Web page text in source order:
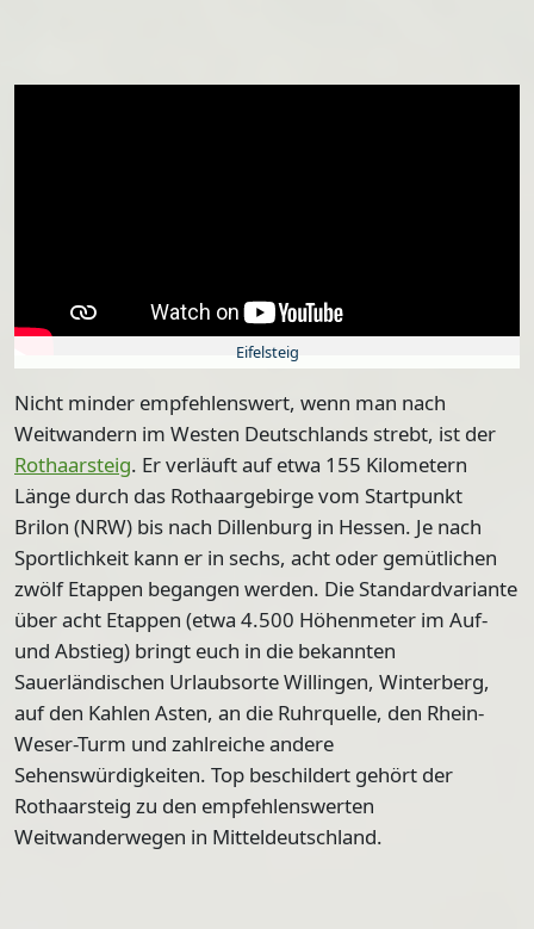
Eifelsteig
Nicht minder empfehlenswert, wenn man nach
Weitwandern im Westen Deutschlands strebt, ist der
Rothaarsteig. Er verläuft auf etwa 155 Kilometern
Länge durch das Rothaargebirge vom Startpunkt
Brilon (NRW) bis nach Dillenburg in Hessen. Je nach
Sportlichkeit kann er in sechs, acht oder gemütlichen
zwölf Etappen begangen werden. DieStandardvariante
über acht Etappen (etwa 4.500 Höhenmeter im Auf-
und Abstieg) bringt euch in die bekannten
Sauerländischen UrlaubsorteWillingen, Winterberg,
auf den Kahlen Asten, an die Ruhrquelle, den Rhein-
Weser-Turm und zahlreiche andere
Sehenswürdigkeiten. Top beschildert gehört der
Rothaarsteig zu den empfehlenswerten
Weitwanderwegen in Mitteldeutschland.